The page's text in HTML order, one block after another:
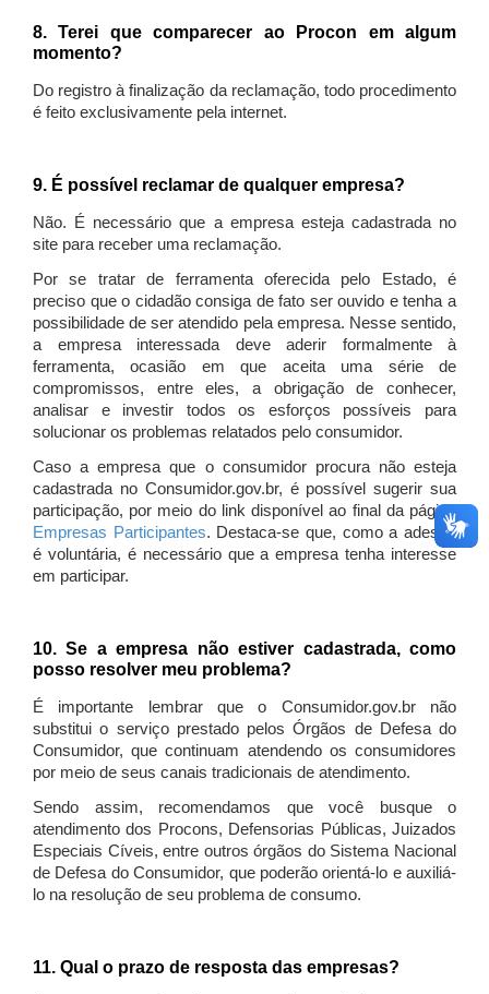
8. Terei que comparecer ao Procon em algum
momento?
Do registro à finalização da reclamação, todo procedimento
é feito exclusivamente pela internet.
9. É possível reclamar de qualquer empresa?
Não. É necessário que a empresa esteja cadastrada no
site para receber uma reclamação.
Por se tratar de ferramenta oferecida pelo Estado, é
preciso que o cidadão consiga de fato ser ouvido e tenha a
possibilidade de ser atendido pela empresa. Nesse sentido,
a empresa interessada deve aderir formalmente à
ferramenta, ocasião em que aceita uma série de
compromissos, entre eles, a obrigação de conhecer,
analisar e investir todos os esforços possíveis para
solucionar os problemas relatados pelo consumidor.
Caso a empresa que o consumidor procura não esteja
cadastrada no Consumidor.gov.br, é possível sugerir sua
participação, por meio do link disponível ao final da página
Empresas Participantes. Destaca-se que, como a adesão
é voluntária, é necessário que a empresa tenha interesse
em participar.
10. Se a empresa não estiver cadastrada, como
posso resolver meu problema?
É importante lembrar que o Consumidor.gov.br não
substitui o serviço prestado pelos Órgãos de Defesa do
Consumidor, que continuam atendendo os consumidores
por meio de seus canais tradicionais de atendimento.
Sendo assim, recomendamos que você busque o
atendimento dos Procons, Defensorias Públicas, Juizados
Especiais Cíveis, entre outros órgãos do Sistema Nacional
de Defesa do Consumidor, que poderão orientá-lo e auxiliá-
lo na resolução de seu problema de consumo.
11. Qual o prazo de resposta das empresas?